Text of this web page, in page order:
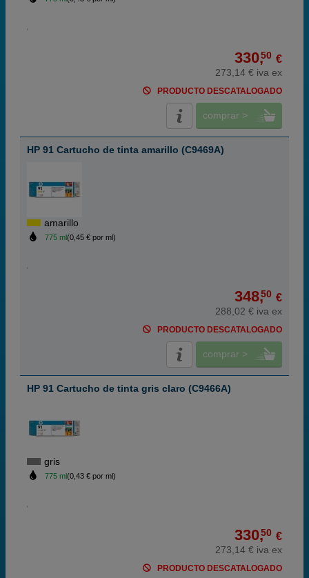
330,50 €
273,14 € iva ex
PRODUCTO DESCATALOGADO
comprar >
HP 91 Cartucho de tinta amarillo (C9469A)
amarillo
775 ml(0,45 € por ml)
348,50 €
288,02 € iva ex
PRODUCTO DESCATALOGADO
comprar >
HP 91 Cartucho de tinta gris claro (C9466A)
gris
775 ml(0,43 € por ml)
330,50 €
273,14 € iva ex
PRODUCTO DESCATALOGADO